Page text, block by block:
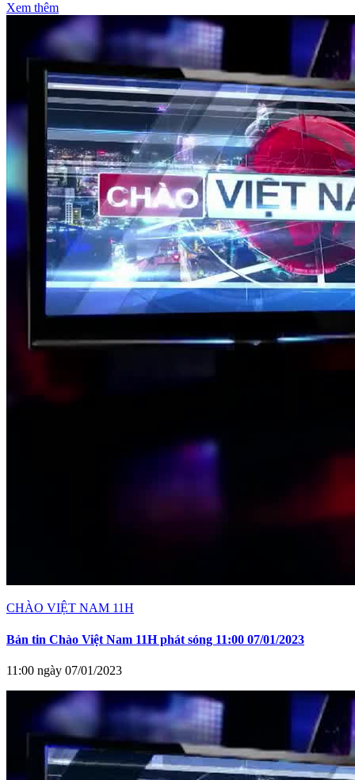
Xem thêm
CHÀO VIỆT NAM 11H
Bản tin Chào Việt Nam 11H phát sóng 11:00 07/01/2023
11:00 ngày 07/01/2023